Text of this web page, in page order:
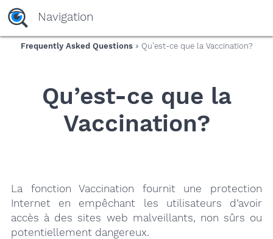
yaaaeag20
Navigation
Frequently Asked Questions» Qu’est-ce que la Vaccination?
Qu’est-ce que la
Vaccination?
La fonction Vaccination fournit une protection
Internet en empêchant les utilisateurs d’avoir
accès à des sites web malveillants, non sûrs ou
potentiellement dangereux.